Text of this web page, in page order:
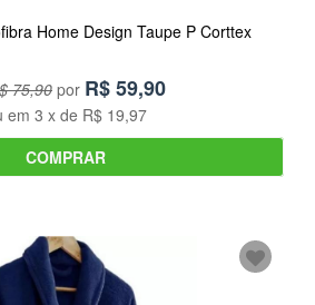
Home Design Taupe P Corttex
75,90por R$59,90
em 3 x de R$ 19,97
COMPRAR